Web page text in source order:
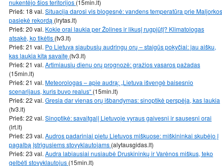
nukentėjo šios teritorijos (15min.lt)
Prieš: 18 val. Situacija darosi vis blogesnė: vandens temperatūra prie Maljorkos
pasiekė rekordą (lrytas.lt)
Prieš: 20 val. Kokie orai laukia per Žolines ir likusį rugpjūtį? Klimatologas
atsakė, ko tikėtis (tv3.lt)
Prieš: 21 val. Po Lietuvą siaubusių audringų orų – staigūs pokyčiai: jau aišku,
kas laukia kitą savaitę (tv3.lt)
Prieš: 21 val. Artimiausių dienų orų prognozė: gražios vasaros pažadas
(15min.lt)
Prieš: 21 val. Meteorologas – apie audrą: „Lietuva išvengė baisesnio
scenarijaus, kuris buvo realus“ (15min.lt)
Prieš: 22 val. Gresia dar vienas orų išbandymas: sinoptikė perspėja, kas laukia
(tv3.lt)
Prieš: 22 val. Sinoptikė: savaitgalį Lietuvoje vyraus gaivesni ir sausesni orai
(lrt.lt)
Prieš: 23 val. Audros padariniai pietų Lietuvos miškuose: miškininkai skubėjo į
pagalbą įstrigusiems stovyklautojams (alytausgidas.lt)
Prieš: 23 val. Audra labiausiai nusiaubė Druskininkų ir Varėnos miškus, teko
gelbėti stovyklautojus (15min.lt)